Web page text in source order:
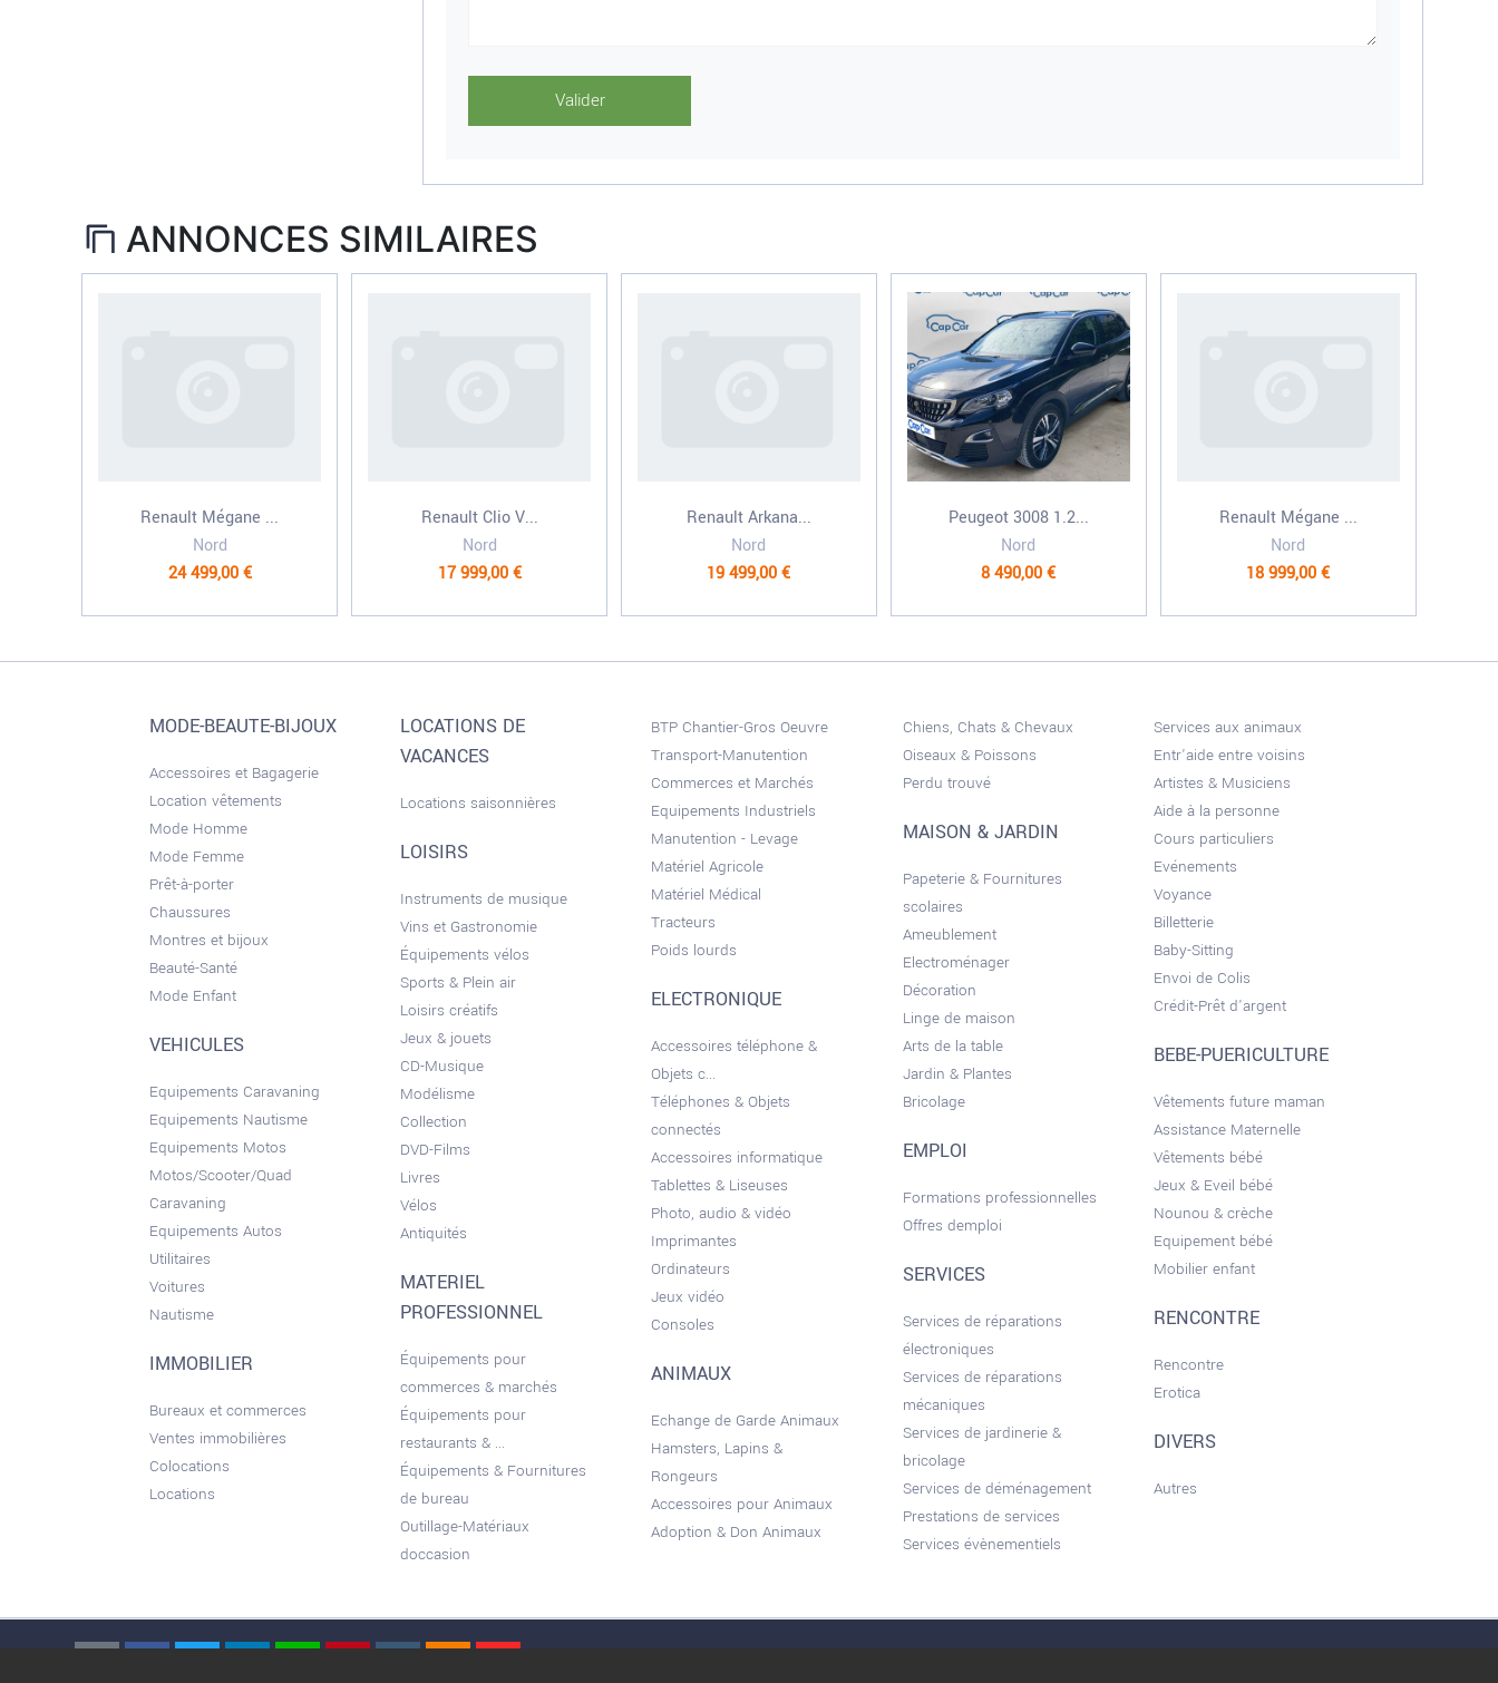
ANNONCES SIMILAIRES
Renault Mégane ...
Nord
24 499,00 €
Renault Clio V...
Nord
17 999,00 €
Renault Arkana...
Nord
19 499,00 €
Peugeot 3008 1.2...
Nord
8 490,00 €
Renault Mégane ...
Nord
18 999,00 €
MODE-BEAUTE-BIJOUX
Accessoires et Bagagerie
Location vêtements
Mode Homme
Mode Femme
Prêt-à-porter
Chaussures
Montres et bijoux
Beauté-Santé
Mode Enfant
VEHICULES
Equipements Caravaning
Equipements Nautisme
Equipements Motos
Motos/Scooter/Quad
Caravaning
Equipements Autos
Utilitaires
Voitures
Nautisme
IMMOBILIER
Bureaux et commerces
Ventes immobilières
Colocations
Locations
LOCATIONS DE
VACANCES
Locations saisonnières
LOISIRS
Instruments de musique
Vins et Gastronomie
Équipements vélos
Sports & Plein air
Loisirs créatifs
Jeux & jouets
CD-Musique
Modélisme
Collection
DVD-Films
Livres
Vélos
Antiquités
MATERIEL
PROFESSIONNEL
Équipements pour
commerces & marchés
Équipements pour
restaurants & ...
Équipements & Fournitures
de bureau
Outillage-Matériaux
doccasion
BTP Chantier-Gros Oeuvre
Transport-Manutention
Commerces et Marchés
Equipements Industriels
Manutention - Levage
Matériel Agricole
Matériel Médical
Tracteurs
Poids lourds
ELECTRONIQUE
Accessoires téléphone &
Objets c...
Téléphones & Objets
connectés
Accessoires informatique
Tablettes & Liseuses
Photo, audio & vidéo
Imprimantes
Ordinateurs
Jeux vidéo
Consoles
ANIMAUX
Echange de Garde Animaux
Hamsters, Lapins &
Rongeurs
Accessoires pour Animaux
Adoption & Don Animaux
Chiens, Chats & Chevaux
Oiseaux & Poissons
Perdu trouvé
MAISON & JARDIN
Papeterie & Fournitures
scolaires
Ameublement
Electroménager
Décoration
Linge de maison
Arts de la table
Jardin & Plantes
Bricolage
EMPLOI
Formations professionnelles
Offres demploi
SERVICES
Services de réparations
électroniques
Services de réparations
mécaniques
Services de jardinerie &
bricolage
Services de déménagement
Prestations de services
Services évènementiels
Services aux animaux
Entr'aide entre voisins
Artistes & Musiciens
Aide à la personne
Cours particuliers
Evénements
Voyance
Billetterie
Baby-Sitting
Envoi de Colis
Crédit-Prêt d'argent
BEBE-PUERICULTURE
Vêtements future maman
Assistance Maternelle
Vêtements bébé
Jeux & Eveil bébé
Nounou & crèche
Equipement bébé
Mobilier enfant
RENCONTRE
Rencontre
Erotica
DIVERS
Autres